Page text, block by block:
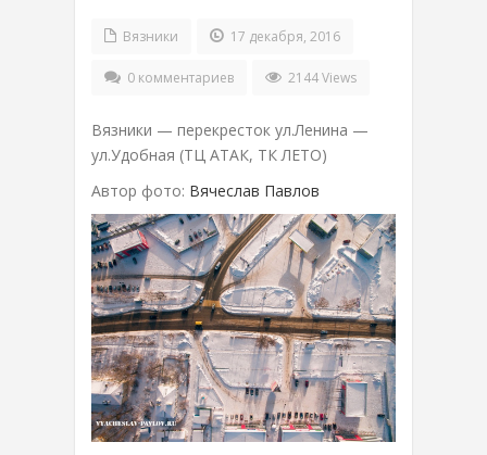
Вязники 17 декабря, 2016
0 комментариев 2144 Views
Вязники — перекресток ул.Ленина —
ул.Удобная (ТЦ АТАК, ТК ЛЕТО)
Автор фото: Вячеслав Павлов